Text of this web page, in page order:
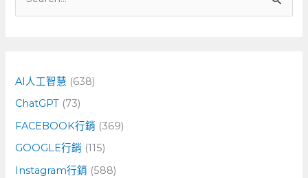
字
:
AI人工智慧 (638)
ChatGPT (73)
FACEBOOK行銷 (369)
GOOGLE行銷 (115)
Instagram行銷 (588)